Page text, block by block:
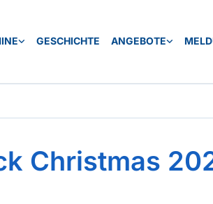
GESCHICHTE ANGEBOTE
Christmas